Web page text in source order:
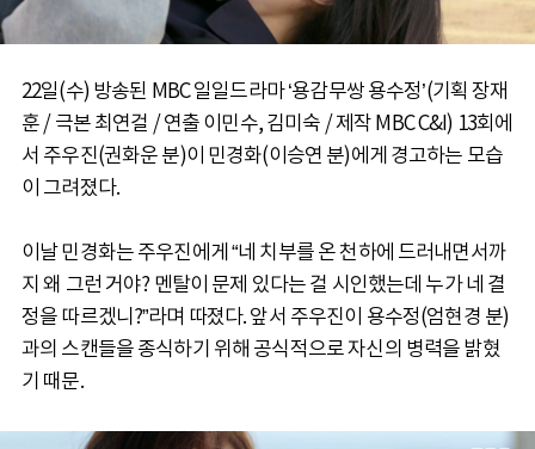
22일(수) 방송된 MBC 일일드라마 ‘용감무쌍 용수정’(기획 장재
훈 / 극본 최연걸 / 연출 이민수, 김미숙 / 제작 MBC C&I) 13회에
서 주우진(권화운 분)이 민경화(이승연 분)에게 경고하는 모습
이 그려졌다.
이날 민경화는 주우진에게 “네 치부를 온 천하에 드러내면서까
지 왜 그런 거야? 멘탈이 문제 있다는 걸 시인했는데 누가 네 결
정을 따르겠니?”라며 따졌다. 앞서 주우진이 용수정(엄현경 분)
과의 스캔들을 종식하기 위해 공식적으로 자신의 병력을 밝혔
기 때문.